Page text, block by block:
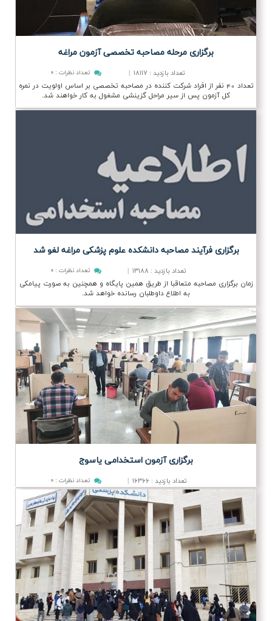
برگزاری مرحله مصاحبه تخصصی آزمون مراغه
تعداد بازدید : ۱۸۱۱۷ | تعداد نظرات :۰
تعداد 40 نفر از افراد شرکت کننده در مصاحبه تخصصی بر اساس اولویت در نمره
کل آزمون پس از سیر مراحل گزینشی مشغول به کار خواهند شد.
برگزاری فرآیند مصاحبه دانشكده علوم پزشكی مراغه لغو شد
تعداد بازدید : ۱۳۱۸۸ | تعداد نظرات :۰
زمان برگزاری مصاحبه متعاقبا از طریق همین پایگاه و همچنین به صورت پیامکی
به اطلاع داوطلبان رسانده خواهد شد.
برگزاری آزمون استخدامی یاسوج
تعداد بازدید : ۱۶۳۶۶ | تعداد نظرات :۰